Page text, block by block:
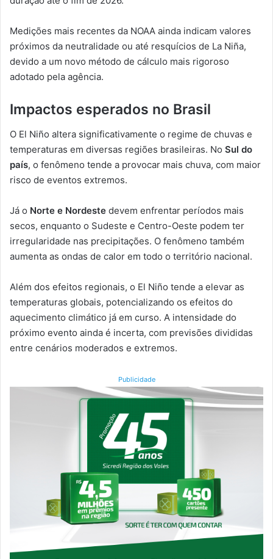
Medições mais recentes da NOAA ainda indicam valores
próximos da neutralidade ou até resquícios de La Niña,
devido a um novo método de cálculo mais rigoroso
adotado pela agência.
Impactos esperados no Brasil
O El Niño altera significativamente o regime de chuvas e
temperaturas em diversas regiões brasileiras. No Sul do
país, o fenômeno tende a provocar mais chuva, com maior
risco de eventos extremos.
Já o Norte e Nordeste devem enfrentar períodos mais
secos, enquanto o Sudeste e Centro-Oeste podem ter
irregularidade nas precipitações. O fenômeno também
aumenta as ondas de calor em todo o território nacional.
Além dos efeitos regionais, o El Niño tende a elevar as
temperaturas globais, potencializando os efeitos do
aquecimento climático já em curso. A intensidade do
próximo evento ainda é incerta, com previsões divididas
entre cenários moderados e extremos.
Publicidade